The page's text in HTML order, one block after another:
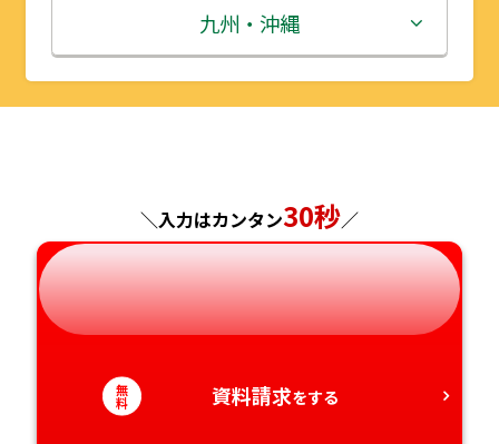
秋田県
山形県
埼玉県
千葉県
神奈川県
石川県
福井県
長野県
岐阜県
静岡県
愛知県
滋賀県
京都府
兵庫県
奈良県
和歌山県
鳥取県
島根県
広島県
山口県
徳島県
香川県
九州・沖縄
福岡県
長崎県
熊本県
大分県
宮崎県
＼入力はカンタン30秒／
無
料 資料請求をする